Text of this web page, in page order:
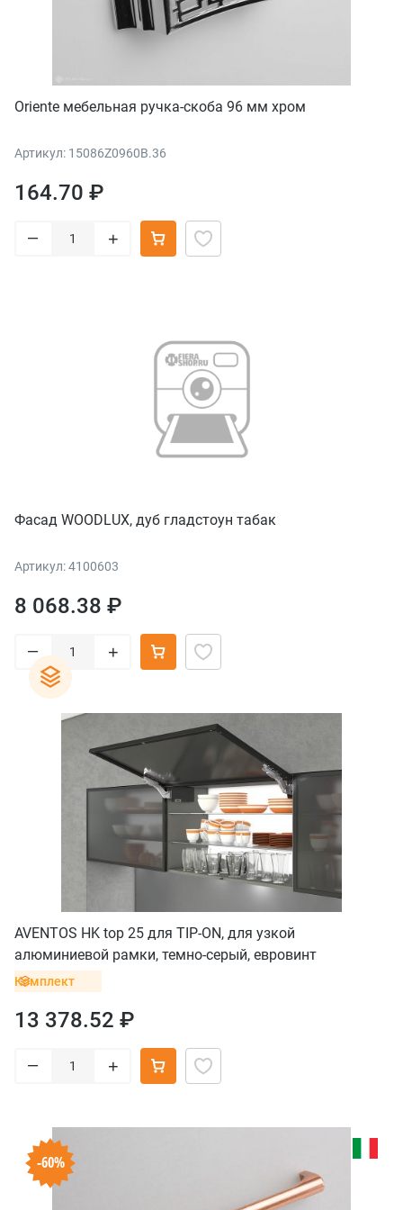
Oriente мебельная ручка-скоба 96 мм хром
Артикул: 15086Z0960B.36
164.70 ₽
– +
Фасад WOODLUX, дуб гладстоун табак
Артикул: 4100603
8 068.38 ₽
– +
AVENTOS HK top 25 для TIP-ON, для узкой
алюминиевой рамки, темно-серый, евровинт
Комплект
13 378.52 ₽
– +
-60%